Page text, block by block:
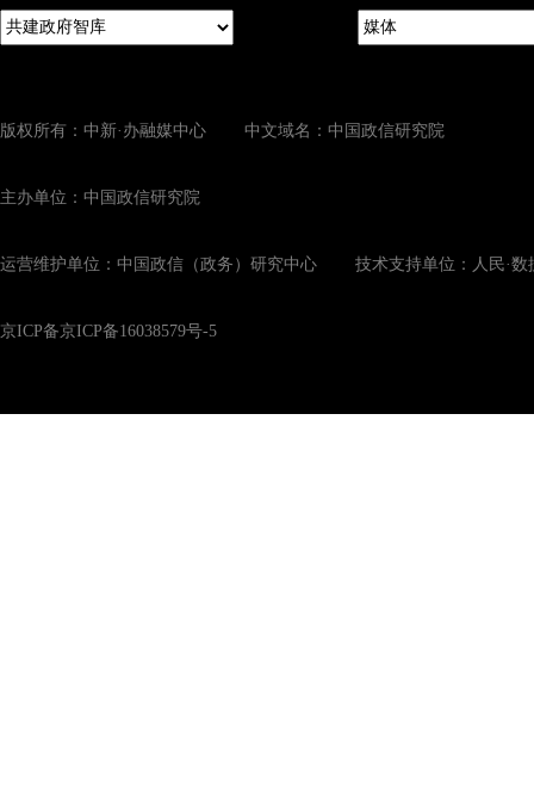
版权所有：中新·办融媒中心 中文域名：中国政信研究院
主办单位：中国政信研究院
运营维护单位：中国政信（政务）研究中心 技术支持单位：人民·数
京ICP备京ICP备16038579号-5